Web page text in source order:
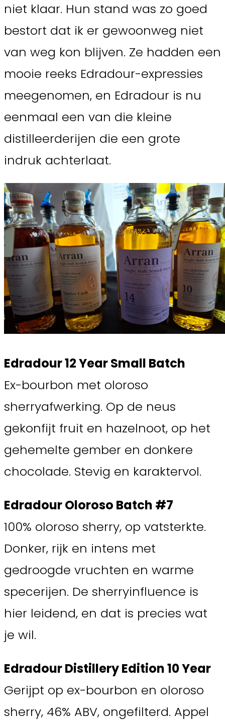
niet klaar. Hun stand was zo goed
bestort dat ik er gewoonweg niet
van weg kon blijven. Ze hadden een
mooie reeks Edradour-expressies
meegenomen, en Edradour is nu
eenmaal een van die kleine
distilleerderijen die een grote
indruk achterlaat.
Edradour 12 Year Small Batch
Ex-bourbon met oloroso
sherryafwerking. Op de neus
gekonfijt fruit en hazelnoot, op het
gehemelte gember en donkere
chocolade. Stevig en karaktervol.
Edradour Oloroso Batch #7
100% oloroso sherry, op vatsterkte.
Donker, rijk en intens met
gedroogde vruchten en warme
specerijen. De sherryinfluence is
hier leidend, en dat is precies wat
je wil.
Edradour Distillery Edition 10 Year
Gerijpt op ex-bourbon en oloroso
sherry, 46% ABV, ongefilterd. Appel